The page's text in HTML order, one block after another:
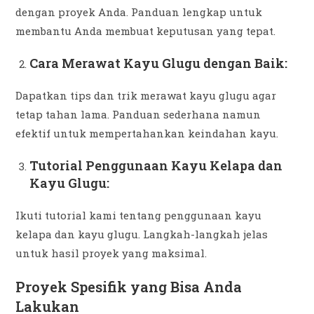
dengan proyek Anda. Panduan lengkap untuk
membantu Anda membuat keputusan yang tepat.
Cara Merawat Kayu Glugu dengan Baik:
Dapatkan tips dan trik merawat kayu glugu agar
tetap tahan lama. Panduan sederhana namun
efektif untuk mempertahankan keindahan kayu.
Tutorial Penggunaan Kayu Kelapa dan
Kayu Glugu:
Ikuti tutorial kami tentang penggunaan kayu
kelapa dan kayu glugu. Langkah-langkah jelas
untuk hasil proyek yang maksimal.
Proyek Spesifik yang Bisa Anda
Lakukan